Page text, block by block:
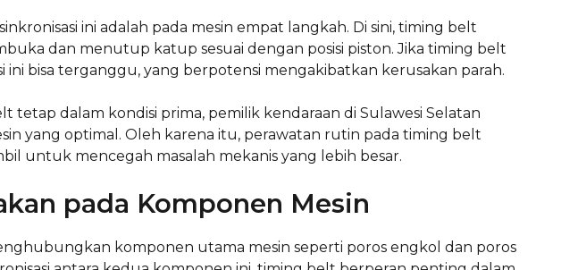
ini adalah pada mesin empat langkah. Di sini, timing belt
dan menutup katup sesuai dengan posisi piston. Jika timing belt
ini bisa terganggu, yang berpotensi mengakibatkan kerusakan parah.
tetap dalam kondisi prima, pemilik kendaraan di Sulawesi Selatan
yang optimal. Oleh karena itu, perawatan rutin pada timing belt
untuk mencegah masalah mekanis yang lebih besar.
pada Komponen Mesin
komponen utama mesin seperti poros engkol dan poros